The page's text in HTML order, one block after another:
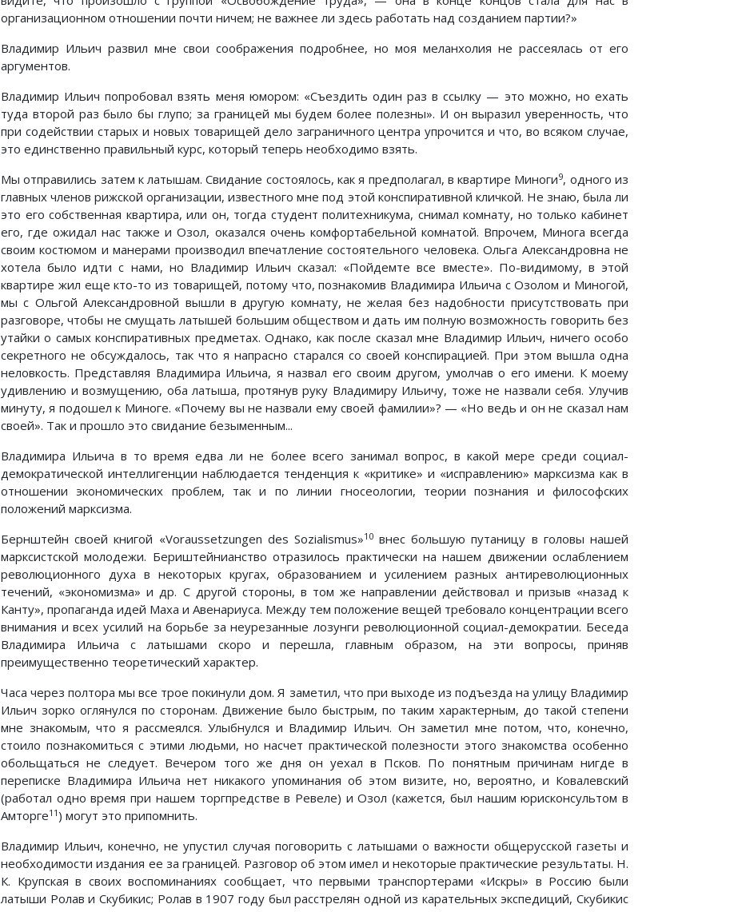
организационном отношении почти ничем; не важнее ли здесь работать над созданием партии?»
Владимир Ильич развил мне свои соображения подробнее, но моя меланхолия не рассеялась от его
аргументов.
Владимир Ильич попробовал взять меня юмором: «Съездить один раз в ссылку — это можно, но ехать
туда второй раз было бы глупо; за границей мы будем более полезны». И он выразил уверенность, что
при содействии старых и новых товарищей дело заграничного центра упрочится и что, во всяком случае,
это единственно правильный курс, который теперь необходимо взять.
Мы отправились затем к латышам. Свидание состоялось, как я предполагал, в квартире Миноги9, одного из
главных членов рижской организации, известного мне под этой конспиративной кличкой. Не знаю, была ли
это его собственная квартира, или он, тогда студент политехникума, снимал комнату, но только кабинет
его, где ожидал нас также и Озол, оказался очень комфортабельной комнатой. Впрочем, Минога всегда
своим костюмом и манерами производил впечатление состоятельного человека. Ольга Александровна не
хотела было идти с нами, но Владимир Ильич сказал: «Пойдемте все вместе». По-видимому, в этой
квартире жил еще кто-то из товарищей, потому что, познакомив Владимира Ильича с Озолом и Миногой,
мы с Ольгой Александровной вышли в другую комнату, не желая без надобности присутствовать при
разговоре, чтобы не смущать латышей большим обществом и дать им полную возможность говорить без
утайки о самых конспиративных предметах. Однако, как после сказал мне Владимир Ильич, ничего особо
секретного не обсуждалось, так что я напрасно старался со своей конспирацией. При этом вышла одна
неловкость. Представляя Владимира Ильича, я назвал его своим другом, умолчав о его имени. К моему
удивлению и возмущению, оба латыша, протянув руку Владимиру Ильичу, тоже не назвали себя. Улучив
минуту, я подошел к Миноге. «Почему вы не назвали ему своей фамилии»? — «Но ведь и он не сказал нам
своей». Так и прошло это свидание безыменным...
Владимира Ильича в то время едва ли не более всего занимал вопрос, в какой мере среди социал-
демократической интеллигенции наблюдается тенденция к «критике» и «исправлению» марксизма как в
отношении экономических проблем, так и по линии гносеологии, теории познания и философских
положений марксизма.
Бернштейн своей книгой «Voraussetzungen des Sozialismus»10внес большую путаницу в головы нашей
марксистской молодежи. Бериштейнианство отразилось практически на нашем движении ослаблением
революционного духа в некоторых кругах, образованием и усилением разных антиреволюционных
течений, «экономизма» и др. С другой стороны, в том же направлении действовал и призыв «назад к
Канту», пропаганда идей Маха и Авенариуса. Между тем положение вещей требовало концентрации всего
внимания и всех усилий на борьбе за неурезанные лозунги революционной социал-демократии. Беседа
Владимира Ильича с латышами скоро и перешла, главным образом, на эти вопросы, приняв
преимущественно теоретический характер.
Часа через полтора мы все трое покинули дом. Я заметил, что при выходе из подъезда на улицу Владимир
Ильич зорко оглянулся по сторонам. Движение было быстрым, по таким характерным, до такой степени
мне знакомым, что я рассмеялся. Улыбнулся и Владимир Ильич. Он заметил мне потом, что, конечно,
стоило познакомиться с этими людьми, но насчет практической полезности этого знакомства особенно
обольщаться не следует. Вечером того же дня он уехал в Псков. По понятным причинам нигде в
переписке Владимира Ильича нет никакого упоминания об этом визите, но, вероятно, и Ковалевский
(работал одно время при нашем торгпредстве в Ревеле) и Озол (кажется, был нашим юрисконсультом в
Амторге11) могут это припомнить.
Владимир Ильич, конечно, не упустил случая поговорить с латышами о важности общерусской газеты и
необходимости издания ее за границей. Разговор об этом имел и некоторые практические результаты. Н.
К. Крупская в своих воспоминаниях сообщает, что первыми транспортерами «Искры» в Россию были
латыши Ролав и Скубикис; Ролав в 1907 году был расстрелян одной из карательных экспедиций, Скубикис